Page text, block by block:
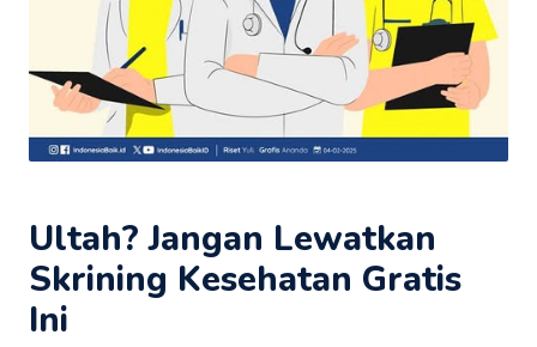
Ultah? Jangan Lewatkan
Skrining Kesehatan Gratis
Ini